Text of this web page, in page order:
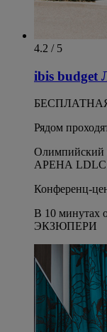
4.2 / 5
ibis budget
БЕСПЛАТНАЯ
Рядом
АРЕНА LDLC
Конференц-
В 10 минутах
ЭКЗЮПЕРИ